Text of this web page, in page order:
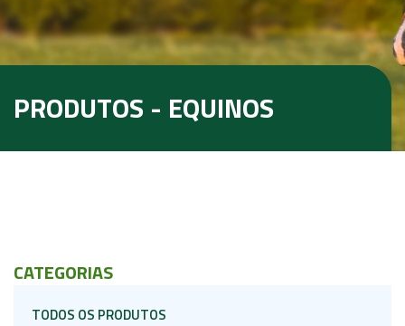
PRODUTOS - EQUINOS
CATEGORIAS
TODOS OS PRODUTOS